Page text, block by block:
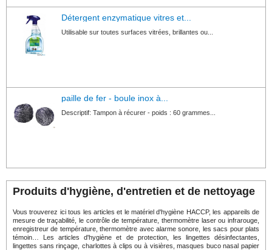
Détergent enzymatique vitres et...
Utilisable sur toutes surfaces vitrées, brillantes ou...
paille de fer - boule inox à...
Descriptif: Tampon à récurer - poids : 60 grammes...
Produits d'hygiène, d'entretien et de nettoyage
Vous trouverez ici tous les articles et le matériel d'hygiène HACCP, les appareils de
mesure de traçabilité, le contrôle de température, thermomètre laser ou infrarouge,
enregistreur de température, thermomètre avec alarme sonore, les sacs pour plats
témoin… Les articles d'hygiène et de protection, les lingettes désinfectantes,
lingettes sans rinçage, charlottes à clips ou à visières, masques buco nasal papier